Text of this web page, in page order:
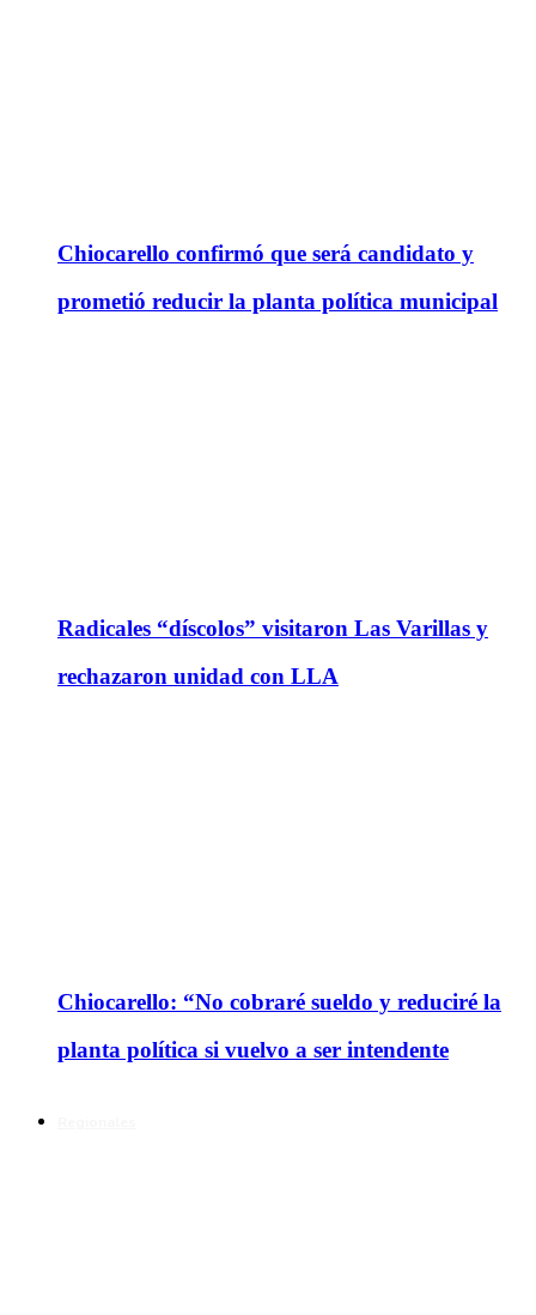
Chiocarello confirmó que será candidato y
prometió reducir la planta política municipal
Radicales “díscolos” visitaron Las Varillas y
rechazaron unidad con LLA
Chiocarello: “No cobraré sueldo y reduciré la
planta política si vuelvo a ser intendente